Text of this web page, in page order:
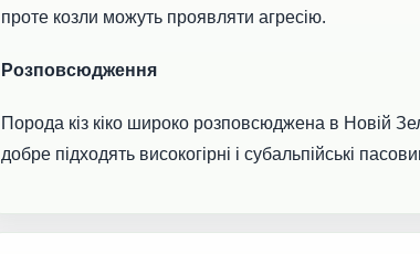
проте козли можуть проявляти агресію.
Розповсюдження
Порода кіз кіко широко розповсюджена в Новій
добре підходять високогірні і субальпійські